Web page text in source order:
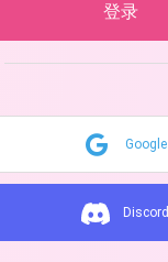
登录
Google
Discord